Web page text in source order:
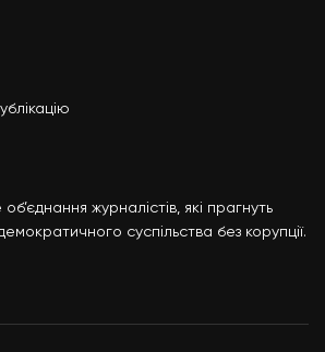
журналістів, які прагнуть
суспільства без корупції.